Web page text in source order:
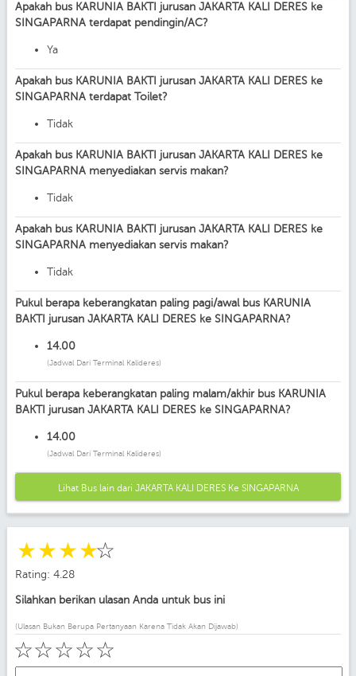
Apakah bus KARUNIA BAKTI jurusan JAKARTA KALI DERES ke
SINGAPARNA terdapat pendingin/AC?
Ya
Apakah bus KARUNIA BAKTI jurusan JAKARTA KALI DERES ke
SINGAPARNA terdapat Toilet?
Tidak
Apakah bus KARUNIA BAKTI jurusan JAKARTA KALI DERES ke
SINGAPARNA menyediakan servis makan?
Tidak
Apakah bus KARUNIA BAKTI jurusan JAKARTA KALI DERES ke
SINGAPARNA menyediakan servis makan?
Tidak
Pukul berapa keberangkatan paling pagi/awal bus KARUNIA
BAKTI jurusan JAKARTA KALI DERES ke SINGAPARNA?
14.00
(Jadwal Dari Terminal Kalideres)
Pukul berapa keberangkatan paling malam/akhir bus KARUNIA
BAKTI jurusan JAKARTA KALI DERES ke SINGAPARNA?
14.00
(Jadwal Dari Terminal Kalideres)
Lihat Bus lain dari JAKARTA KALI DERES Ke SINGAPARNA
☆
☆
☆
☆
☆
Rating: 4.28
Silahkan berikan ulasan Anda untuk bus ini
(Ulasan Bukan Berupa Pertanyaan Karena Tidak Akan Dijawab)
☆
☆
☆
☆
☆